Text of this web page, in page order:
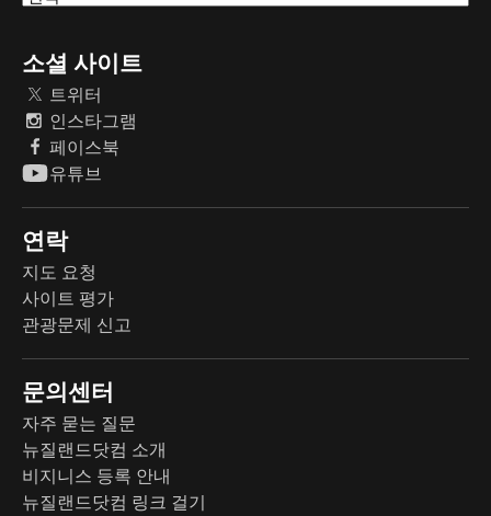
소셜 사이트
트위터
인스타그램
페이스북
유튜브
연락
지도 요청
사이트 평가
관광문제 신고
문의센터
자주 묻는 질문
뉴질랜드닷컴 소개
비지니스 등록 안내
뉴질랜드닷컴 링크 걸기